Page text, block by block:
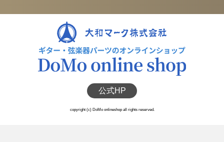
公式HP
copyright (c) DoMo onlineshop all rights reserved.